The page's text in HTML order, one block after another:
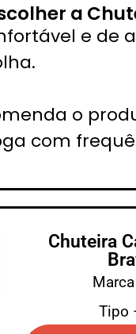
a
e de
o
com
Chuteira
Tipo